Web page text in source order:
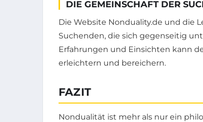
DIE GEMEINSCHAFT DER
Die Website Nonduality.de und die
Suchenden, die sich gegenseitig
Erfahrungen und Einsichten kann
erleichtern und bereichern.
FAZIT
Nondualität ist mehr als nur ein